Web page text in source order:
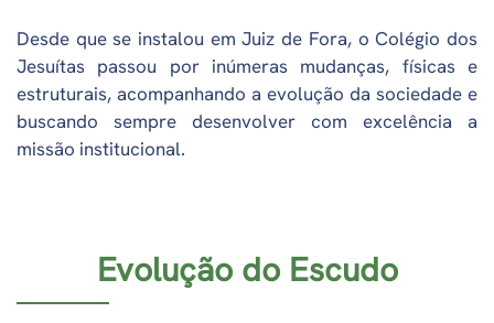
Desde que se instalou em Juiz de Fora, o Colégio dos
Jesuítas passou por inúmeras mudanças, físicas e
estruturais, acompanhando a evolução da sociedade e
buscando sempre desenvolver com excelência a
missão institucional.
Evolução do Escudo